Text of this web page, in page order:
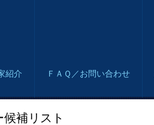
紹介 ＦＡＱ／お問い合わせ
補リスト